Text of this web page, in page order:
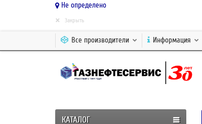
Не определено
× Закрыть
Все производители Информация
КАТАЛОГ